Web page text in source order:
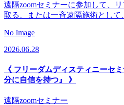
遠隔zoomセミナーに参加して、
取る、または一斉遠隔施術として
No Image
2026.06.28
《 フリーダムディスティニーセ
分に自信を持つ』 》
遠隔zoomセミナー